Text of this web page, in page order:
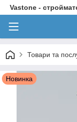
Vastone -
Товари та
Новинка